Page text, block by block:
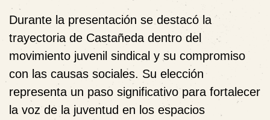
Durante la presentación se destacó la
trayectoria de Castañeda dentro del
movimiento juvenil sindical y su compromiso
con las causas sociales. Su elección
representa un paso significativo para fortalecer
la voz de la juventud en los espacios